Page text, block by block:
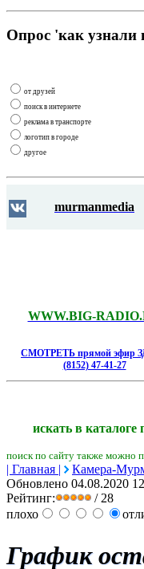
Опрос 'как узнали
от друзей
поиск в интернете
реклама в транспорте
логотип в городе
другое
murmanmedia
WWW.BIG-
СМОТРЕТЬ прямой эфир
(8152) 47-41-27
искать в каталоге
поиск по сайту также можно
| Главная | Камера-
Обновлено 04.08.2020
Рейтинг:
/ 28
плохо
График